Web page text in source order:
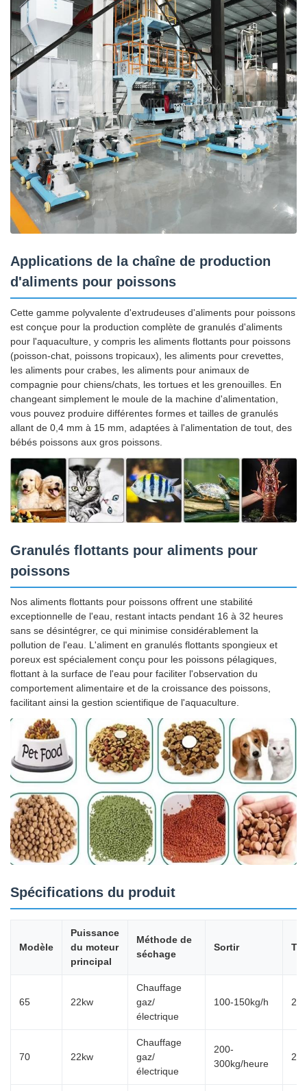
Applications de la chaîne de production
d'aliments pour poissons
Cette gamme polyvalente d'extrudeuses d'aliments pour poissons
est conçue pour la production complète de granulés d'aliments
pour l'aquaculture, y compris les aliments flottants pour poissons
(poisson-chat, poissons tropicaux), les aliments pour crevettes,
les aliments pour crabes, les aliments pour animaux de
compagnie pour chiens/chats, les tortues et les grenouilles. En
changeant simplement le moule de la machine d'alimentation,
vous pouvez produire différentes formes et tailles de granulés
allant de 0,4 mm à 15 mm, adaptées à l'alimentation de tout, des
bébés poissons aux gros poissons.
Granulés flottants pour aliments pour
poissons
Nos aliments flottants pour poissons offrent une stabilité
exceptionnelle de l'eau, restant intacts pendant 16 à 32 heures
sans se désintégrer, ce qui minimise considérablement la
pollution de l'eau. L'aliment en granulés flottants spongieux et
poreux est spécialement conçu pour les poissons pélagiques,
flottant à la surface de l'eau pour faciliter l'observation du
comportement alimentaire et de la croissance des poissons,
facilitant ainsi la gestion scientifique de l'aquaculture.
Spécifications du produit
Modèle
Puissance
du moteur
principal
Méthode de
séchage
Sortir
65 22kw
Chauffage
gaz/
électrique
100-150kg/h
70 22kw
Chauffage
gaz/
électrique
200-
300kg/heure